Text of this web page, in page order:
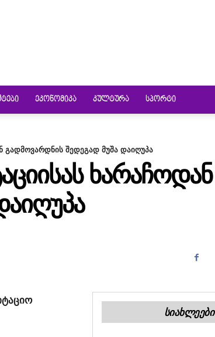
ᲔᲙᲝᲜᲝᲛᲘᲙᲐ ᲙᲣᲚᲢᲣᲠᲐ ᲡᲞᲝᲠᲢᲘ
გადმოვარდნის შედეგად მუშა დაიღუპა
ᲮᲐᲠᲐᲩᲝᲓᲐᲜ
ᲡᲘᲐᲮᲚᲔᲔᲑᲘ